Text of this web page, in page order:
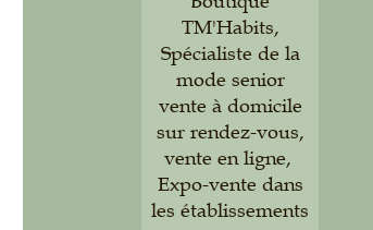
TM'Habits,
Spécialiste de la
mode senior
vente à domicile
sur rendez-vous,
vente en ligne,
Expo-vente dans
les établissements